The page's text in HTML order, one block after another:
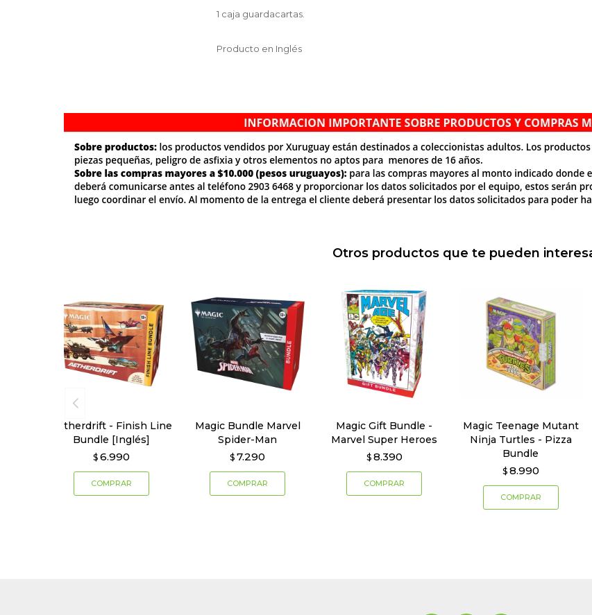
1 caja guardacartas.
Producto en Inglés
Otros productos que te pueden
Aetherdrift - Finish Line
Bundle [Inglés]
$ 6.990
Magic Bundle Marvel
Spider-Man
$ 7.290
Magic Gift Bundle -
Marvel Super Heroes
$ 8.390
Magic Teenage Mutant
Ninja Turtles - Pizza
Bundle
$ 8.990